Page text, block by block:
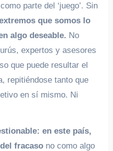
parte del ‘juego’. Sin
que somos lo
algo deseable. No
expertos y asesores
que puede resultar el
repitiéndose tanto que
en sí mismo. Ni
en este país,
fracasono como algo